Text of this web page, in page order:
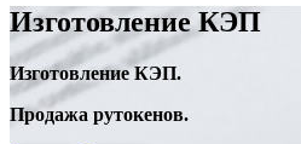
Изготовление КЭП
Изготовление КЭП.
Продажа рутокенов.